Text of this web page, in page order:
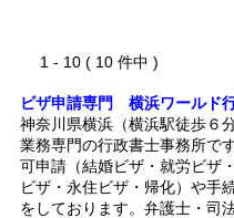
1 - 10 ( 10 件中 )
ビザ申請専門 横浜ワールド
神奈川県横浜（横浜駅徒歩６
業務専門の行政書士事務所で
可申請（結婚ビザ・就労ビザ
ビザ・永住ビザ・帰化）や手
をしております。弁護士・司